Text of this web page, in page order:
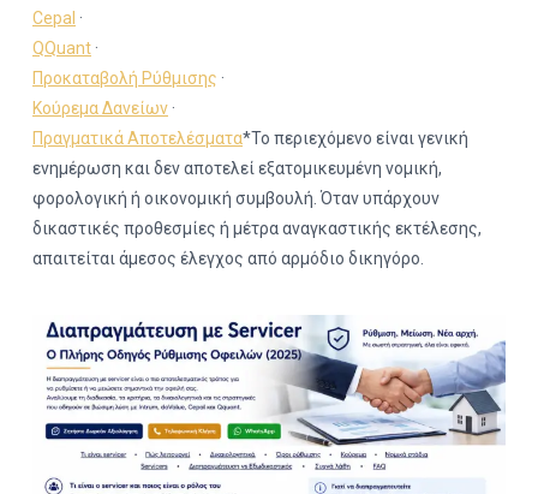
Cepal ·
QQuant ·
Προκαταβολή Ρύθμισης ·
Κούρεμα Δανείων ·
Πραγματικά Αποτελέσματα*Το περιεχόμενο είναι γενική
ενημέρωση και δεν αποτελεί εξατομικευμένη νομική,
φορολογική ή οικονομική συμβουλή. Όταν υπάρχουν
δικαστικές προθεσμίες ή μέτρα αναγκαστικής εκτέλεσης,
απαιτείται άμεσος έλεγχος από αρμόδιο δικηγόρο.